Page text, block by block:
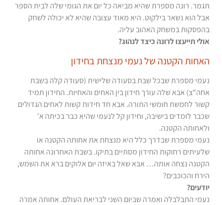
תגמר. רונה מספרת שהיא מביאה כל יום את הגומי שלה לבית הספר
אבל הוא נשאר בילקוט. היא מאוד עצובה שהיא לא יכולה לשחק
בהפסקות במשחק האהוב עליה.
אולי תייעצו לרונה כיצד לנהוג?
האחות הקטנה של נעמי מנצחת בחידון
נעמי מספרת שבכל שבת בסעודה שלישית (סעודה קלה בשבת
אחה"צ) אבא שלה עורך חידון בין האחים והאחיות. החידון תמיד
קשור לחמשת חומשי התורה. אבא חד חידות קשות לאחים הגדולים
שכבר לומדים בישיבה, וחידון קל לנעמי שהיא כבר בכיתה א'
ולאחותה הקטנה.
נעמי מספרת שבדרך כלל היא מנצחת את אחותה הקטנה או
שלעיתים רחוקות החידון מסתיים בתיקו. בשבת האחרונה אחותה
הקטנה נצחה אותה… אבא שאל באיזה יום אלוקים ברא את השמש,
הירח והכוכבים?
יודעים?
נעמי התבלבלה ואמרה שביום השני לבריאת העולם. אחותה אמרה